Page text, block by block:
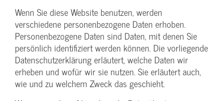
Wenn Sie diese Website benutzen, werden
verschiedene personenbezogene Daten erhoben.
Personenbezogene Daten sind Daten, mit denen Sie
persönlich identifiziert werden können. Die vorliegende
Datenschutzerklärung erläutert, welche Daten wir
erheben und wofür wir sie nutzen. Sie erläutert auch,
wie und zu welchem Zweck das geschieht.